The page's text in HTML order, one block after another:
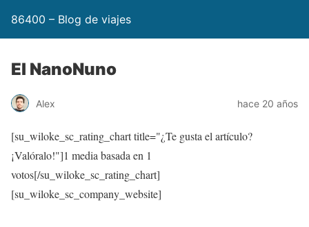
86400 – Blog de viajes
El NanoNuno
Alex hace 20 años
[su_wiloke_sc_rating_chart title="¿Te gusta el artículo?
¡Valóralo!"]1 media basada en 1
votos[/su_wiloke_sc_rating_chart]
[su_wiloke_sc_company_website]